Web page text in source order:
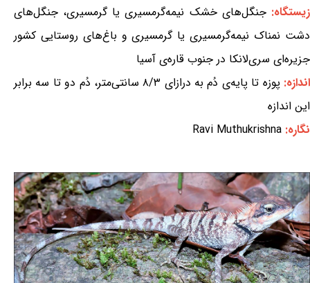
زیستگاه:جنگل‌های خشک نیمه‌گرمسیری یا گرمسیری، جنگل‌های
دشت نمناک نیمه‌گرمسیری یا گرمسیری و باغ‌های روستایی کشور
جزیره‌ای سری‌لانکا در جنوب قاره‌ی آسیا
اندازه:
پوزه تا پایه‌ی دُم به درازای ۸/۳ سانتی‌متر، دُم دو تا سه برابر
این اندازه
نگاره: Ravi Muthukrishna